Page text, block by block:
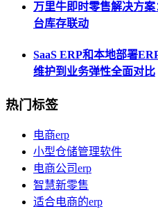
万里牛即时零售解决方
台库存联动
SaaS ERP和本地部署
维护到业务弹性全面对比
热门标签
电商erp
小型仓储管理软件
电商公司erp
智慧新零售
适合电商的erp